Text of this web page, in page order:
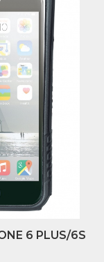
6 PLUS/6S